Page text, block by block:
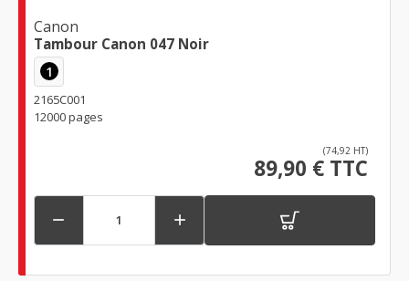
Canon
Tambour Canon 047 Noir
1
2165C001
12000 pages
(74,92 HT)
89,90 € TTC
 